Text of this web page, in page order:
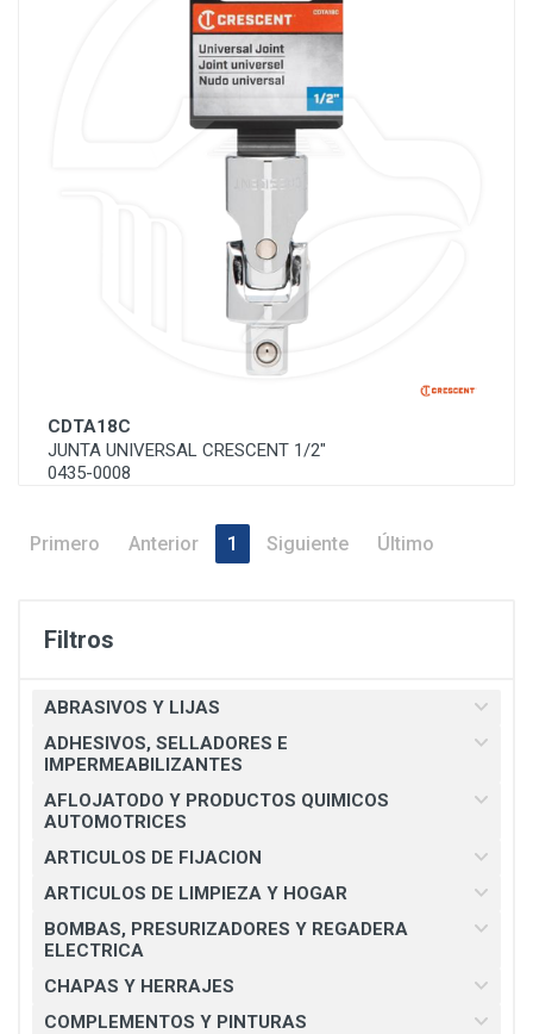
Filtros
ABRASIVOS Y LIJAS
ADHESIVOS, SELLADORES E
IMPERMEABILIZANTES
AFLOJATODO Y PRODUCTOS QUIMICOS
AUTOMOTRICES
ARTICULOS DE FIJACION
ARTICULOS DE LIMPIEZA Y HOGAR
BOMBAS, PRESURIZADORES Y REGADERA
ELECTRICA
CHAPAS Y HERRAJES
COMPLEMENTOS Y PINTURAS
CDTA18C
JUNTA UNIVERSAL CRESCENT 1/2"
0435-0008
Primero Anterior 1 Siguiente Último